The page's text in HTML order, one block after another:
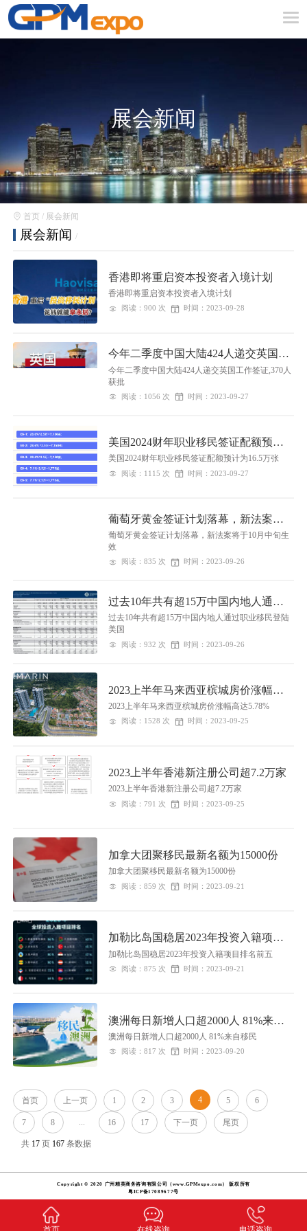
展会新闻
首页 / 展会新闻
展会新闻 /
香港即将重启资本投资者入境计划
香港即将重启资本投资者入境计划
阅读：900 次 时间：2023-09-28
今年二季度中国大陆424人递交英国工
作签证,370人获批
今年二季度中国大陆424人递交英国工作签证,370人
获批
阅读：1056 次 时间：2023-09-27
美国2024财年职业移民签证配额预计
为16.5万张
美国2024财年职业移民签证配额预计为16.5万张
阅读：1115 次 时间：2023-09-27
葡萄牙黄金签证计划落幕，新法案将
于10月中旬生效
葡萄牙黄金签证计划落幕，新法案将于10月中旬生
效
阅读：835 次 时间：2023-09-26
过去10年共有超15万中国内地人通过
职业移民登陆美国
过去10年共有超15万中国内地人通过职业移民登陆
美国
阅读：932 次 时间：2023-09-26
2023上半年马来西亚槟城房价涨幅高
达5.78%
2023上半年马来西亚槟城房价涨幅高达5.78%
阅读：1528 次 时间：2023-09-25
2023上半年香港新注册公司超7.2万家
2023上半年香港新注册公司超7.2万家
阅读：791 次 时间：2023-09-25
加拿大团聚移民最新名额为15000份
加拿大团聚移民最新名额为15000份
阅读：859 次 时间：2023-09-21
加勒比岛国稳居2023年投资入籍项目
排名前五
加勒比岛国稳居2023年投资入籍项目排名前五
阅读：875 次 时间：2023-09-21
澳洲每日新增人口超2000人 81%来自
移民
澳洲每日新增人口超2000人 81%来自移民
阅读：817 次 时间：2023-09-20
首页 上一页 1 2 3 4 5 6
7 8 16 17 下一页 尾页
共 17页 167条数据
Copyright © 2020 广州精英商务咨询有限公司（www.GPMexpo.com） 版权所有
粤ICP备17089677号